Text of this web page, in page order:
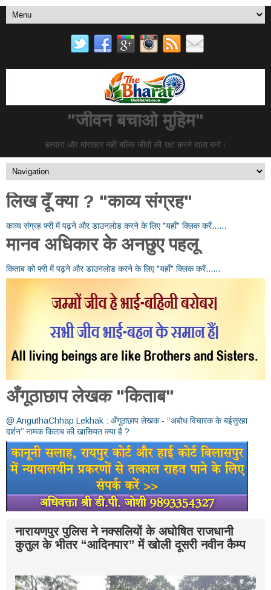
"जीवन बचाओ मुहिम"
हत्यारा और मांसाहार नहीं बल्कि जीवों की रक्षा करने वाला बनो।
लिख दूँ क्या ? "काव्य संग्रह"
काव्य संग्रह फ़्री में पढ़ने और डाउनलोड करने के लिए "यहाँ" क्लिक करें......
मानव अधिकार के अनछुए पहलू
किताब को फ़्री में पढ़ने और डाउनलोड करने के लिए "यहाँ" क्लिक करें......
अँगूठाछाप लेखक "किताब"
@ AnguthaChhap Lekhak : अँगूठाछाप लेखक - ‘‘अबोध विचारक के बईसुरहा
दर्शन’’ नामक किताब की खासियत क्या है ?
नारायणपुर पुलिस ने नक्सलियों के अघोषित राजधानी
कुतुल के भीतर “आदिनपार” में खोली दूसरी नवीन कैम्प